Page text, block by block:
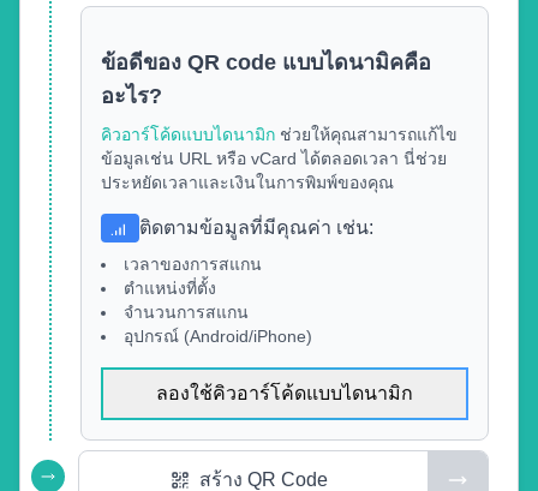
ข้อดีของ QR code แบบไดนามิคคือ
อะไร?
คิวอาร์โค้ดแบบไดนามิก ช่วยให้คุณสามารถแก้ไข
ข้อมูลเช่น URL หรือ vCard ได้ตลอดเวลา นี่ช่วย
ประหยัดเวลาและเงินในการพิมพ์ของคุณ
ติดตามข้อมูลที่มีคุณค่า เช่น:
เวลาของการสแกน
ตำแหน่งที่ตั้ง
จำนวนการสแกน
อุปกรณ์ (Android/iPhone)
ลองใช้คิวอาร์โค้ดแบบไดนามิก
สร้าง QR Code